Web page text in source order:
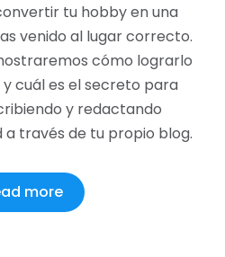
tu hobby en una
venido al lugar correcto.
cómo lograrlo
cuál es el secreto para
y redactando
través de tu propio blog.
more